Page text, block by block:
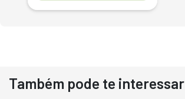
Destaque
Também pode te interessar